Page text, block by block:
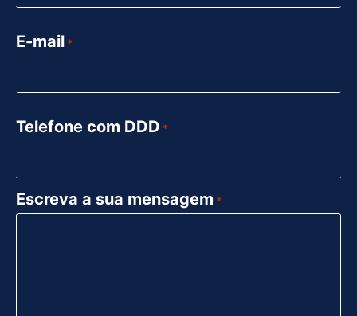
E-mail *
Telefone com DDD *
Escreva a sua mensagem *